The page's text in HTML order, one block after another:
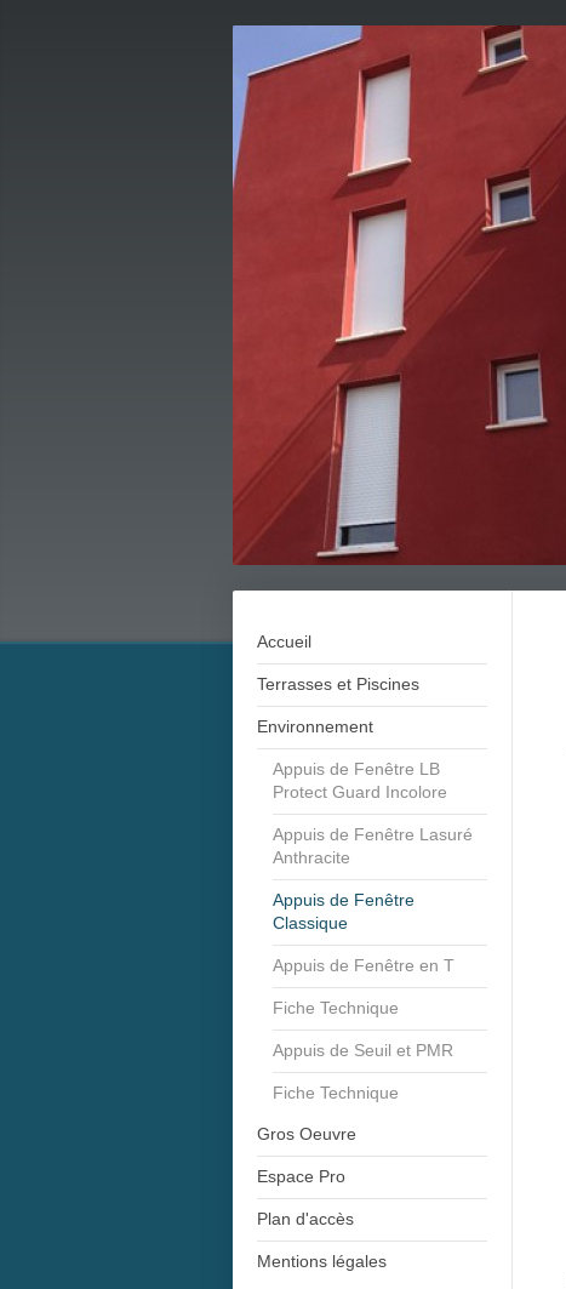
Accueil
Terrasses et Piscines
Environnement
Appuis de Fenêtre LB
Protect Guard Incolore
Appuis de Fenêtre Lasuré
Anthracite
Appuis de Fenêtre
Classique
Appuis de Fenêtre en T
Fiche Technique
Appuis de Seuil et PMR
Fiche Technique
Gros Oeuvre
Espace Pro
Plan d'accès
Mentions légales